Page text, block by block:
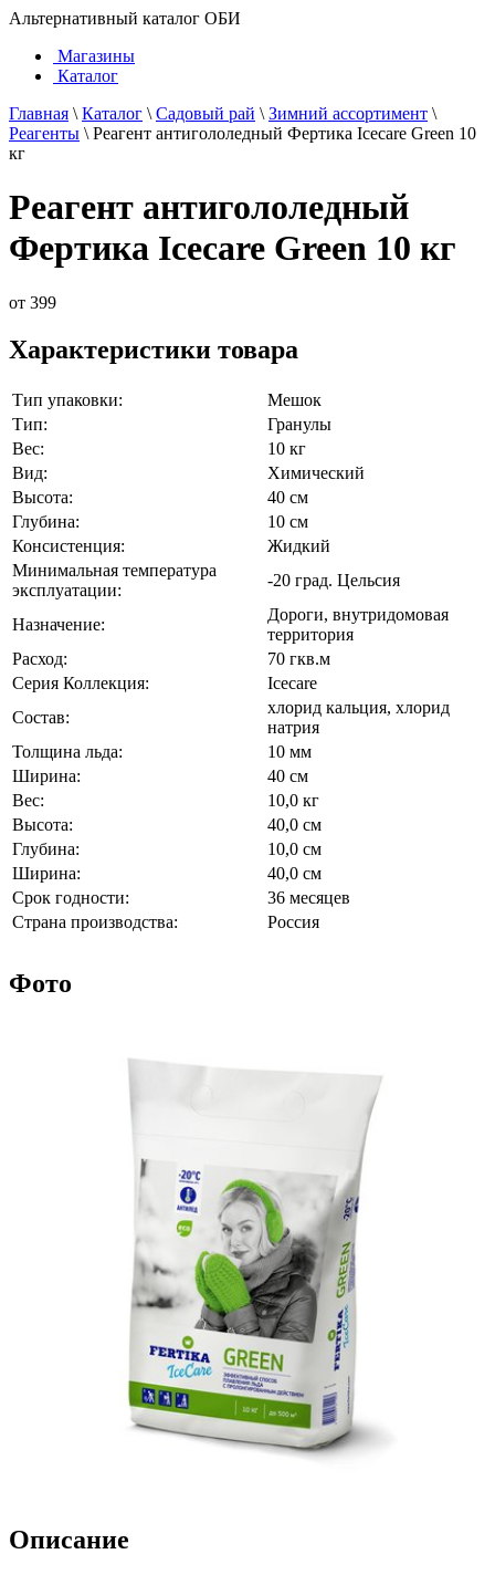
Альтернативный каталог ОБИ
Магазины
Каталог
Главная \ Каталог \ Садовый рай \ Зимний ассортимент \
Реагенты \ Реагент антигололедный Фертика Icecare Green 10
кг
Реагент антигололедный
Фертика Icecare Green 10 кг
от 399
Характеристики товара
Тип упаковки:
Мешок
Тип:
Гранулы
Вес:
10 кг
Вид:
Химический
Высота:
40 см
Глубина:
10 см
Консистенция:
Жидкий
Минимальная температура
эксплуатации:
-20 град. Цельсия
Назначение:
Дороги, внутридомовая
территория
Расход:
70 гкв.м
Серия Коллекция:
Icecare
Состав:
хлорид кальция, хлорид
натрия
Толщина льда:
10 мм
Ширина:
40 см
Вес:
10,0 кг
Высота:
40,0 см
Глубина:
10,0 см
Ширина:
40,0 см
Срок годности:
36 месяцев
Страна производства:
Россия
Фото
Описание